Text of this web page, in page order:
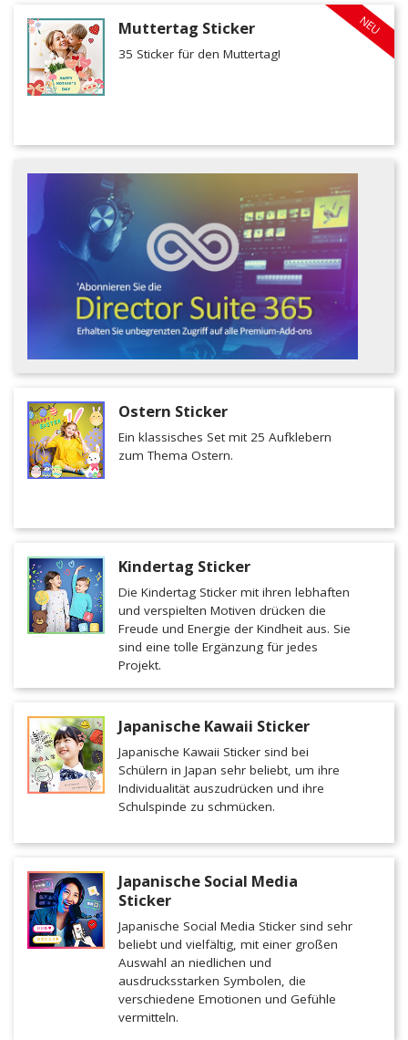
NEU
Muttertag Sticker
35 Sticker für den Muttertag!
Ostern Sticker
Ein klassisches Set mit 25 Aufklebern
zum Thema Ostern.
Kindertag Sticker
Die Kindertag Sticker mit ihren lebhaften
und verspielten Motiven drücken die
Freude und Energie der Kindheit aus. Sie
sind eine tolle Ergänzung für jedes
Projekt.
Japanische Kawaii Sticker
Japanische Kawaii Sticker sind bei
Schülern in Japan sehr beliebt, um ihre
Individualität auszudrücken und ihre
Schulspinde zu schmücken.
Japanische Social Media
Sticker
Japanische Social Media Sticker sind sehr
beliebt und vielfältig, mit einer großen
Auswahl an niedlichen und
ausdrucksstarken Symbolen, die
verschiedene Emotionen und Gefühle
vermitteln.